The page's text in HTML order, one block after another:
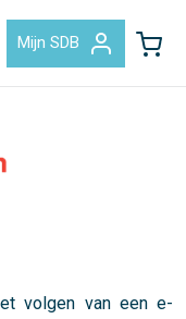
Mijn SDB
volgen van een e-